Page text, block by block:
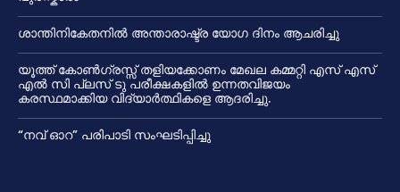
ശാന്തിനികേതനിൽ അന്താരാഷ്ട്ര യോഗ ദിനം ആചരിച്ചു
യൂത്ത് കോൺഗ്രസ്സ് തളിയക്കോണം മേഖല കമ്മറ്റി എസ് എസ്
എൽ സി പ്ലസ് ടു പരീക്ഷകളിൽ ഉന്നതവിജയം
കരസ്ഥമാക്കിയ വിദ്യാർത്ഥികളെ ആദരിച്ചു.
“നവ് ഓറ” പരിപാടി സംഘടിപ്പിച്ചു